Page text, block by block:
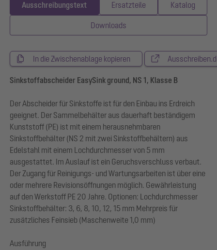
Ausschreibungstext Ersatzteile Katalog
Downloads
In die Zwischenablage kopieren
Sinkstoffabscheider EasySink ground, NS 1, Klasse B
Der Abscheider für Sinkstoffe ist für den Einbau ins Erdreich
geeignet. Der Sammelbehälter aus dauerhaft beständigem
Kunststoff (PE) ist mit einem herausnehmbaren
Sinkstoffbehälter (NS 2 mit zwei Sinkstoffbehältern) aus
Edelstahl mit einem Lochdurchmesser von 5 mm
ausgestattet. Im Auslauf ist ein Geruchsverschluss verbaut.
Der Zugang für Reinigungs- und Wartungsarbeiten ist über eine
oder mehrere Revisionsöffnungen möglich. Gewährleistung
auf den Werkstoff PE 20 Jahre. Optionen: Lochdurchmesser
Sinkstoffbehälter: 3, 6, 8, 10, 12, 15 mm Mehrpreis für
zusätzliches Feinsieb (Maschenweite 1,0 mm)
Ausführung